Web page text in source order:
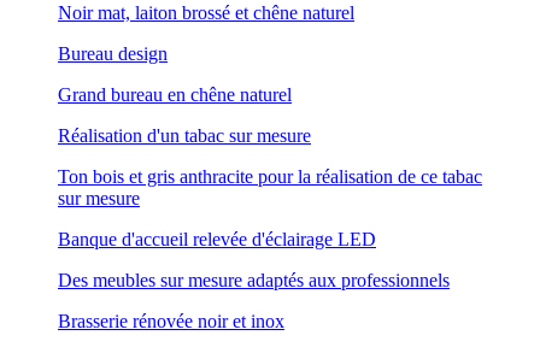
Noir mat, laiton brossé et chêne naturel
Bureau design
Grand bureau en chêne naturel
Réalisation d'un tabac sur mesure
Ton bois et gris anthracite pour la réalisation de ce tabac
sur mesure
Banque d'accueil relevée d'éclairage LED
Des meubles sur mesure adaptés aux professionnels
Brasserie rénovée noir et inox